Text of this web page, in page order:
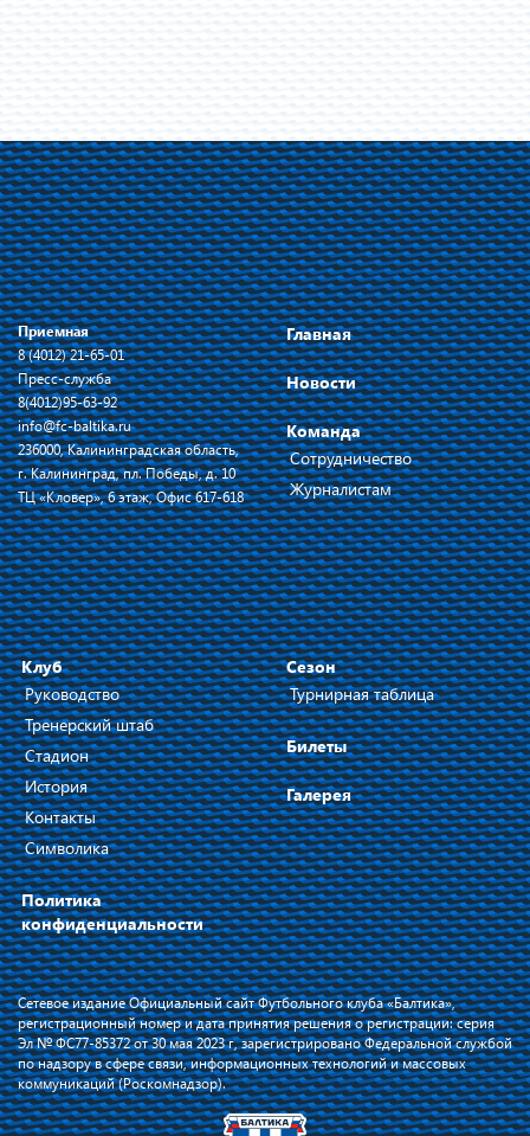
Приемная
8 (4012) 21-65-01
Пресс-служба
8(4012)95-63-92
info@fc-baltika.ru
236000, Калининградская область,
г. Калининград, пл. Победы, д. 10
ТЦ «Кловер», 6 этаж, Офис 617-618
Главная
Новости
Команда
Сотрудничество
Журналистам
Клуб
Руководство
Тренерский штаб
Стадион
История
Контакты
Символика
Политика
конфиденциальности
Сезон
Турнирная таблица
Билеты
Галерея
Сетевое издание Официальный сайт Футбольного клуба «Балтика»,
регистрационный номер и дата принятия решения о регистрации: серия
Эл № ФС77-85372 от 30 мая 2023 г, зарегистрировано Федеральной службой
по надзору в сфере связи, информационных технологий и массовых
коммуникаций (Роскомнадзор).